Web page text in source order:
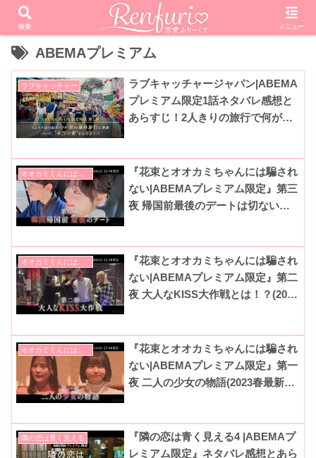
ABEMAプレミアム
ラブキャッチャー
ラブキャッチャージャパン|ABEMA
プレミアム限定1話ネタバレ感想と
あらすじ！2人きりの旅行で何が起
『花束とオオカミちゃんには騙され
ない|ABEMAプレミアム限定』第三
夜 帰国前最後のデートは切ないラ
『花束とオオカミちゃんには騙され
ない|ABEMAプレミアム限定』第二
夜 大人なKISS大作戦とは！？(2023
オオカミくんには騙されない
『花束とオオカミちゃんには騙され
ない|ABEMAプレミアム限定』第一
夜 二人の少女の物語(2023春最新シ
隣の恋は青く見える
『隣の恋は青く見える4 |ABEMAプ
レミアム限定』ネタバレ感想とあら
検索 メニュー